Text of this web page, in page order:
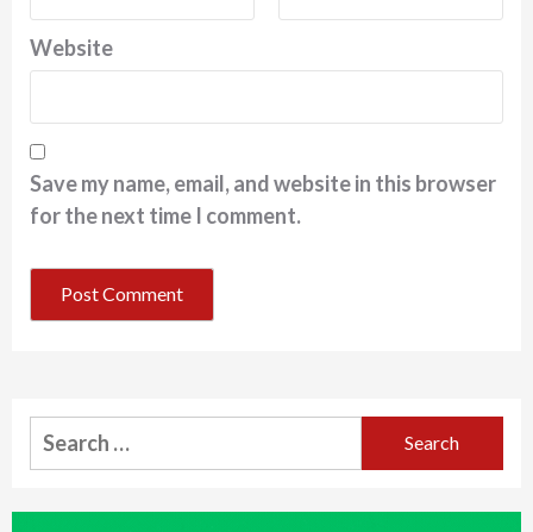
Website
Save my name, email, and website in this browser
for the next time I comment.